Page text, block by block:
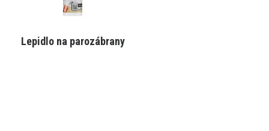
VYBRAT VARIANTU
Lepidlo na parozábrany